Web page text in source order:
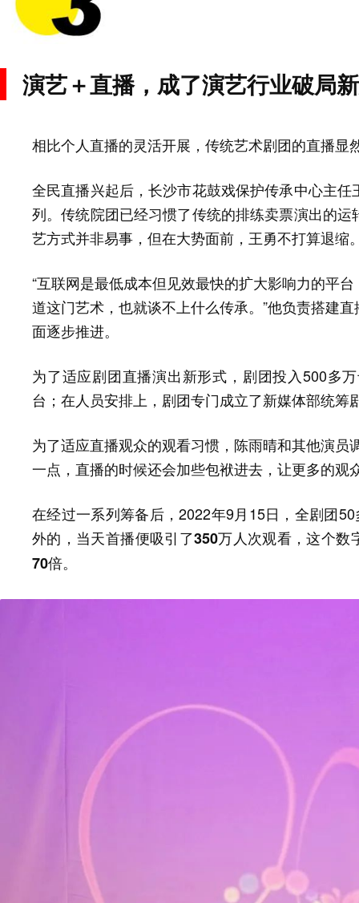
演艺＋直播，成了演艺行业破局
相比个人直播的灵活开展，传统艺术剧团的直播显
全民直播兴起后，长沙市花鼓戏保护传承中心主
列。传统院团已经习惯了传统的排练卖票演出的
艺方式并非易事，但在大势面前，王勇不打算退缩
“互联网是最低成本但见效最快的扩大影响力的平
道这门艺术，也就谈不上什么传承。”他负责搭建
面逐步推进。
为了适应剧团直播演出新形式，剧团投入500
台；在人员安排上，剧团专门成立了新媒体部统筹
为了适应直播观众的观看习惯，陈雨晴和其他演
一点，直播的时候还会加些包袱进去，让更多的观
在经过一系列筹备后，2022年9月15日，全剧团
外的， 当天首播便吸引了350万人次观看，这个
70倍。